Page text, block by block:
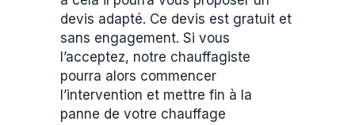
devis adapté. Ce devis est gratuit et
sans engagement. Si vous
l’acceptez, notre chauffagiste
pourra alors commencer
l’intervention et mettre fin à la
panne de votre chauffage